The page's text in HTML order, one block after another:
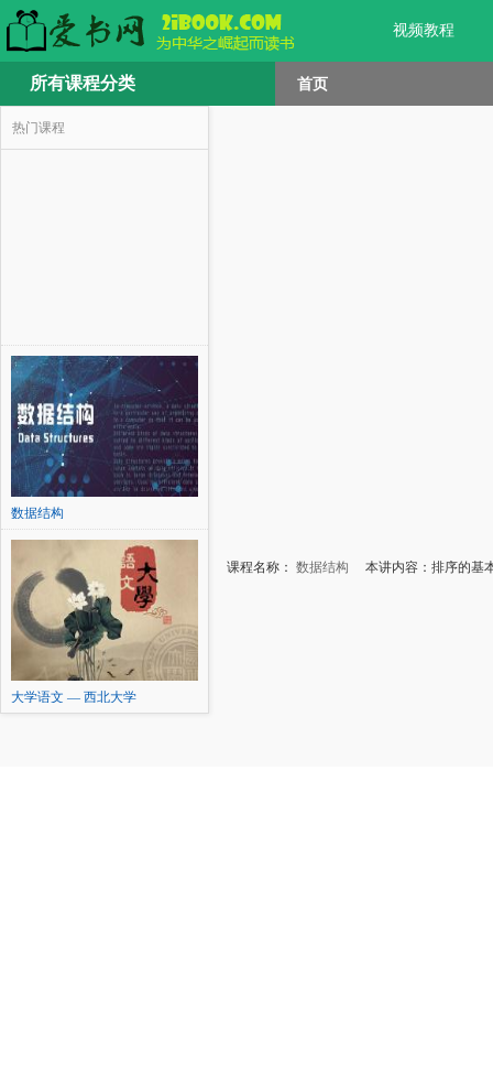
视频教程
所有课程分类 首页
热门课程
数据结构
大学语文 — 西北大学
课程名称： 数据结构 本讲内容：排序的基